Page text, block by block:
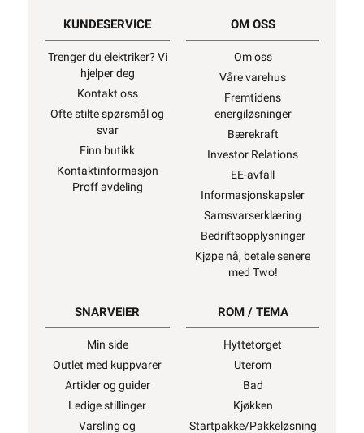
KUNDESERVICE
Trenger du elektriker? Vi
hjelper deg
Kontakt oss
Ofte stilte spørsmål og
svar
Finn butikk
Kontaktinformasjon
Proff avdeling
OM OSS
Om oss
Våre varehus
Fremtidens
energiløsninger
Bærekraft
Investor Relations
EE-avfall
Informasjonskapsler
Samsvarserklæring
Bedriftsopplysninger
Kjøpe nå, betale senere
med Two!
SNARVEIER
Min side
Outlet med kuppvarer
Artikler og guider
Ledige stillinger
Varsling og
ROM / TEMA
Hyttetorget
Uterom
Bad
Kjøkken
Startpakke/Pakkeløsning